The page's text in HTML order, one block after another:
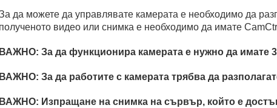
да можете да управлявате камерата е необходимо да
видео или снимка е необходимо да имате
За да функционира камерата е нужно да имате
За да работите с камерата трябва да
Изпращане на снимка на сървър, който е